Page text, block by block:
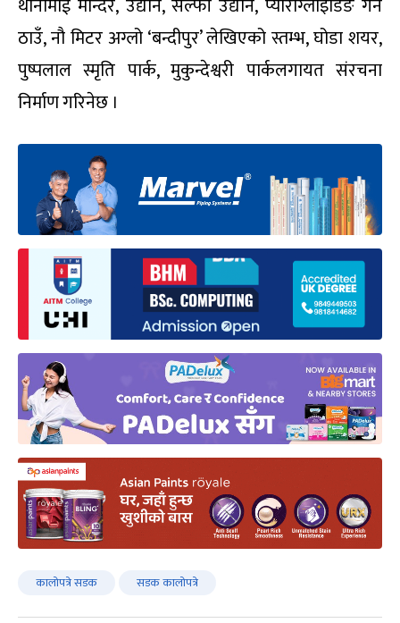
थानीमाई मन्दिर, उद्यान, सेल्फी उद्यान, प्याराग्लाइडिङ गर्ने
ठाउँ, नौ मिटर अग्लो ‘बन्दीपुर’ लेखिएको स्तम्भ, घोडा शयर,
पुष्पलाल स्मृति पार्क, मुकुन्देश्वरी पार्कलगायत संरचना
निर्माण गरिनेछ ।
कालोपत्रे सडक सडक कालोपत्रे